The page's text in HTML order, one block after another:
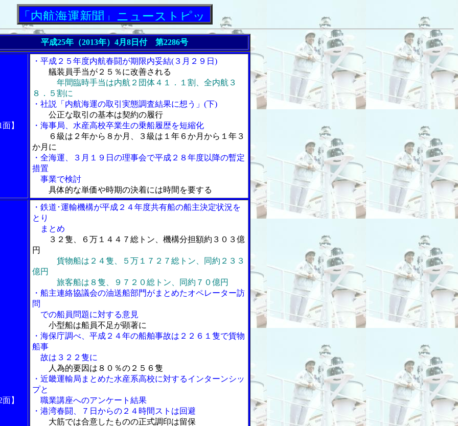
海運新聞」ニューストピックス
平成25年（2013年）4月8日付 第2286号
】
・平成２５年度内航春闘が期限内妥結(３月２９日)
艤装員手当が２５％に改善される
年間臨時手当は内航２団体４１．１割、全内航３
８．５割に
・社説「内航海運の取引実態調査結果に想う」(下)
公正な取引の基本は契約の履行
・海事局、水産高校卒業生の乗船履歴を短縮化
６級は２年から８か月、３級は１年６か月から１年３
か月に
・全海運、３月１９日の理事会で平成２８年度以降の暫定
措置
事業で検討
具体的な単価や時期の決着には時間を要する
】
・鉄道･運輸機構が平成２４年度共有船の船主決定状況を
とり
まとめ
３２隻、６万１４４７総トン、機構分担額約３０３億
円
貨物船は２４隻、５万１７２７総トン、同約２３３
億円
旅客船は８隻、９７２０総トン、同約７０億円
・船主連絡協議会の油送船部門がまとめたオペレーター訪
問
での船員問題に対する意見
小型船は船員不足が顕著に
・海保庁調べ、平成２４年の船舶事故は２２６１隻で貨物
船事
故は３２２隻に
人為的要因は８０％の２５６隻
・近畿運輸局まとめた水産系高校に対するインターンシッ
プと
職業講座へのアンケート結果
・港湾春闘、７日からの２４時間ストは回避
大筋では合意したものの正式調印は留保